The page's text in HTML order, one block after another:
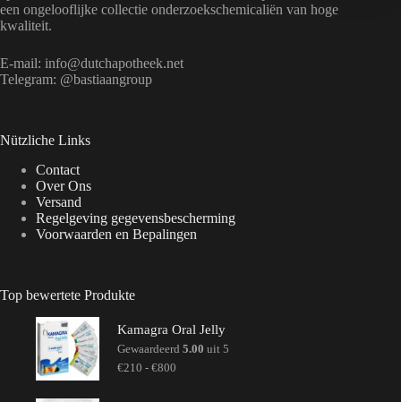
een ongelooflijke collectie onderzoekschemicaliën van hoge
kwaliteit.
E-mail: info@dutchapotheek.net
Telegram: @bastiaangroup
Nützliche Links
Contact
Over Ons
Versand
Regelgeving gegevensbescherming
Voorwaarden en Bepalingen
Top bewertete Produkte
Kamagra Oral Jelly
Gewaardeerd 5.00 uit 5
€210 - €800Prijsklasse: